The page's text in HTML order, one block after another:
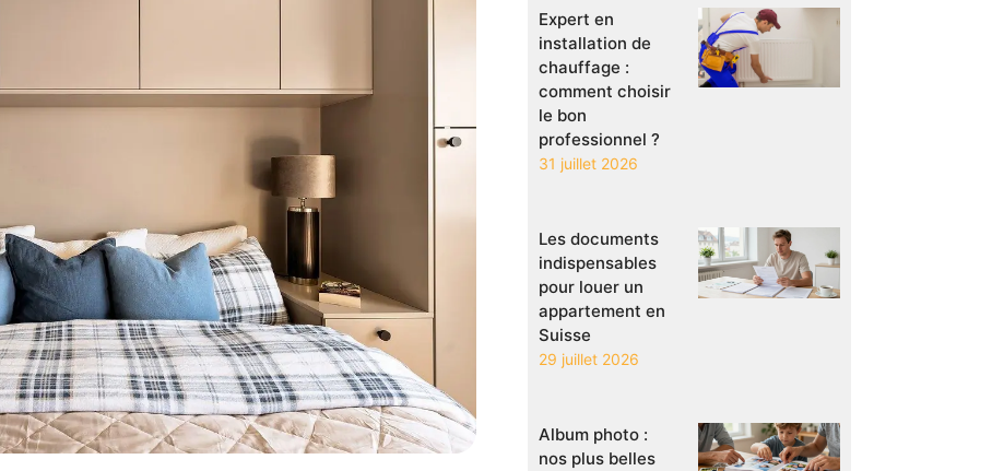
Expert en
installation de
chauffage :
comment choisir
le bon
professionnel ?
31 juillet 2026
Les documents
indispensables
pour louer un
appartement en
Suisse
29 juillet 2026
Album photo :
nos plus belles